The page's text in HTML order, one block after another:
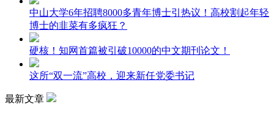
中山大学6年招聘8000多青年博士引热议！高校割起年轻
博士的韭菜有多疯狂？
硬核！知网首篇被引破10000的中文期刊论文！
这所“双一流”高校，迎来新任党委书记
最新文章